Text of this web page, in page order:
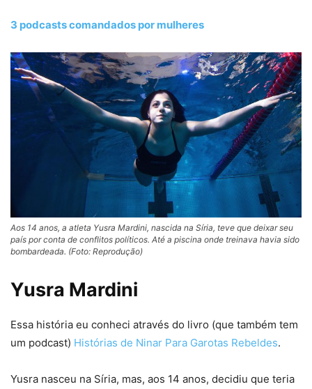
3 podcasts comandados por mulheres
Aos 14 anos, a atleta Yusra Mardini, nascida na Síria, teve que deixar seu
país por conta de conflitos políticos. Até a piscina onde treinava havia sido
bombardeada. (Foto: Reprodução)
Yusra Mardini
Essa história eu conheci através do livro (que também tem
um podcast) Histórias de Ninar Para Garotas Rebeldes.
Yusra nasceu na Síria, mas, aos 14 anos, decidiu que teria